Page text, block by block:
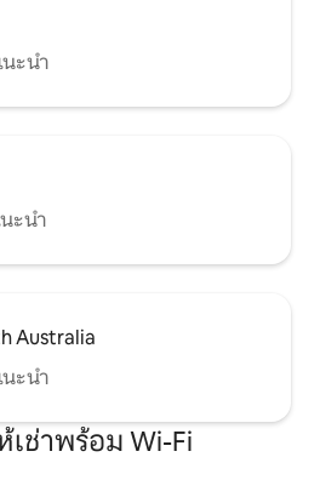
ะนำ
ะนำ
Australia
ะนำ
เช่าพร้อม Wi-Fi